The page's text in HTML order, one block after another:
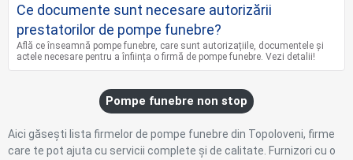
Ce documente sunt necesare autorizării
prestatorilor de pompe funebre?
Află ce înseamnă pompe funebre, care sunt autorizațiile, documentele și
actele necesare pentru a înființa o firmă de pompe funebre. Vezi detalii!
Pompe funebre non stop
Aici găsești lista firmelor de pompe funebre din Topoloveni, firme
care te pot ajuta cu servicii complete și de calitate. Furnizori cu o